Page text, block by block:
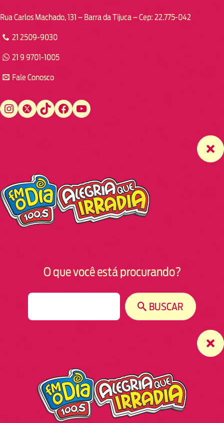
Rua Carlos Machado, 131 – Barra da Tijuca – Cep: 22.775-042
21 2509-9030
21 9 9701-1005
Fale Conosco
Instagram Twitter TikTok Facebook YouTube
O que você está procurando?
BUSCAR